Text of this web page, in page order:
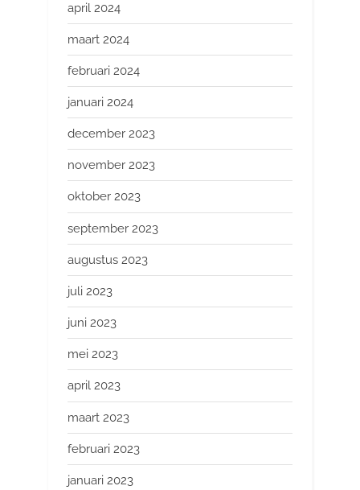
april 2024
maart 2024
februari 2024
januari 2024
december 2023
november 2023
oktober 2023
september 2023
augustus 2023
juli 2023
juni 2023
mei 2023
april 2023
maart 2023
februari 2023
januari 2023